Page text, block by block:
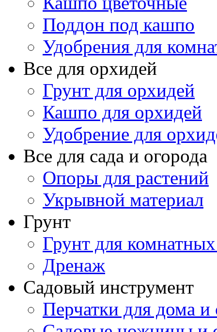
Поддон под кашпо
Удобрения для
Все для орхидей
Грунт для орхидей
Кашпо для орхидей
Удобрение для
Все для сада и огорода
Опоры для растений
Укрывной материал
Грунт
Грунт для
Дренаж
Садовый инструмент
Перчатки для дома и